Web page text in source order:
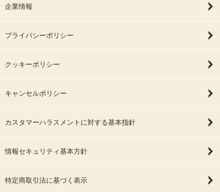
企業情報
プライバシーポリシー
クッキーポリシー
キャンセルポリシー
カスタマーハラスメントに対する基本指針
情報セキュリティ基本方針
特定商取引法に基づく表示